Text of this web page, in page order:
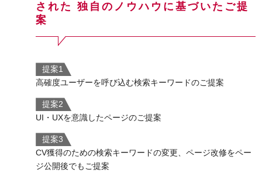
された 独自のノウハウに基づいたご提
案
提案1
高確度ユーザーを呼び込む検索キーワードのご提案
提案2
UI・UXを意識したページのご提案
提案3
CV獲得のための検索キーワードの変更、ページ改修をペー
ジ公開後でもご提案